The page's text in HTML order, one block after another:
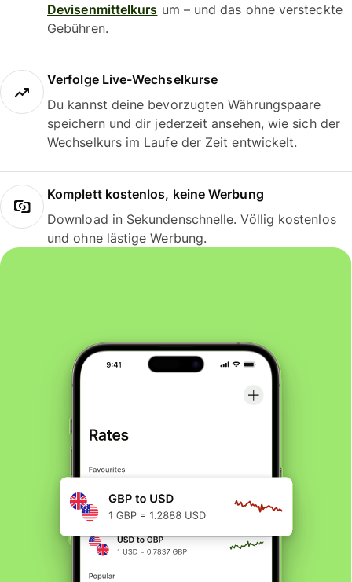
Devisenmittelkurs um – und das ohne versteckte
Gebühren.
Verfolge Live-Wechselkurse
Du kannst deine bevorzugten Währungspaare
speichern und dir jederzeit ansehen, wie sich der
Wechselkurs im Laufe der Zeit entwickelt.
Komplett kostenlos, keine Werbung
Download in Sekundenschnelle. Völlig kostenlos
und ohne lästige Werbung.